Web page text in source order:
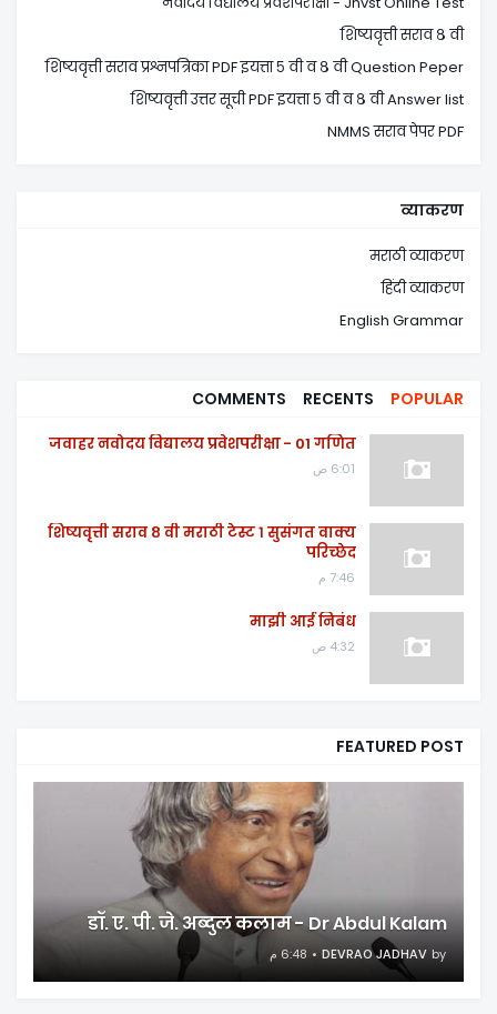
शिष्यवृत्ती सराव ८ वी
शिष्यवृत्ती सराव प्रश्नपत्रिका PDF इयत्ता ५ वी व ८ वी Question Peper
शिष्यवृत्ती उत्तर सूची PDF इयत्ता ५ वी व ८ वी Answer list
NMMS सराव पेपर PDF
व्याकरण
मराठी व्याकरण
हिंदी व्याकरण
English Grammar
POPULAR
RECENTS
COMMENTS
जवाहर नवोदय विद्यालय प्रवेशपरीक्षा - 01 गणित
6:01 ص
शिष्यवृत्ती सराव ८ वी मराठी टेस्ट १ सुसंगत वाक्य
परिच्छेद
7:46 م
माझी आई निबंध
4:32 ص
FEATURED POST
डॉ. ए. पी. जे. अब्दुल कलाम - Dr Abdul Kalam
by
DEVRAO JADHAV 6:48 م